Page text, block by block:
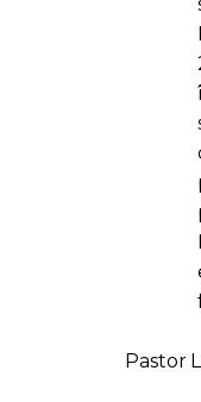
Pastor